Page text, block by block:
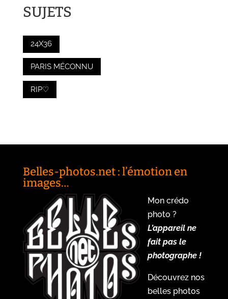
SUJETS
24X36
PARIS MÉCONNU
RIP♡
Belles-photos.net : l’émotion en
images…
Mon crédo
photo ?
L’appareil ne
fait pas le
photographe !
Découvrez nos
belles photos